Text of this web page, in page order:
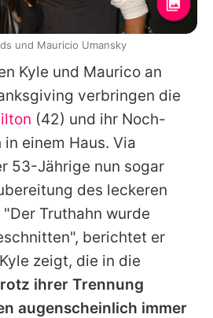
Kyle und Maurico an
verbringen die
(42) und ihr Noch-
einem Haus. Via
53-Jährige nun sogar
des leckeren
Truthahn wurde
berichtet er
Kyle zeigt, die in die
ihrer Trennung
augenscheinlich immer
und Mauricio Umansky